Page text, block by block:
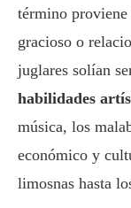
término
gracioso o
juglares solían
habilidades
música, los
económico y
limosnas hasta